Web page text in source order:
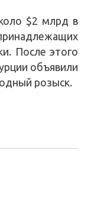
$2 млрд в
После этого
объявили
розыск.